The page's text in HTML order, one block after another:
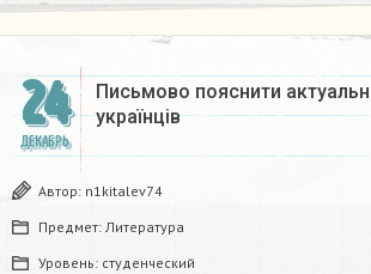
24
ДЕКАБРЬ
Письмово пояснити
українців
Автор: n1kitalev74
Предмет: Литература
Уровень: студенческий